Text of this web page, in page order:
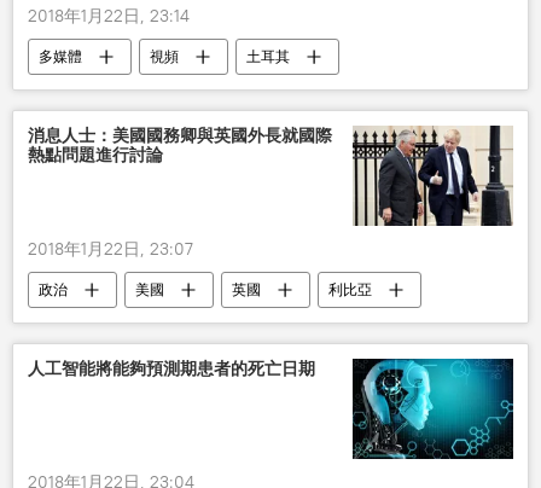
2018年1月22日, 23:14
多媒體 視頻
土耳其
敘利亞
土耳其在敘利亞阿夫林的軍事行動
消息人士：美國國務卿與英國外長就國際
熱點問題進行討論
2018年1月22日, 23:07
政治 美國 英國
利比亞
朝鮮半島
人工智能將能夠預測期患者的死亡日期
2018年1月22日, 23:04